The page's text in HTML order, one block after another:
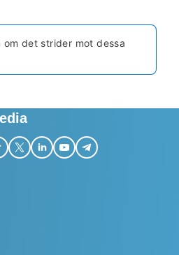
det strider mot dessa